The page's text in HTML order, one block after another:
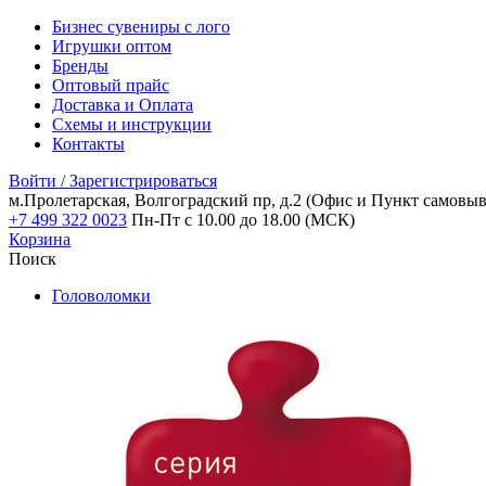
Бизнес сувениры с лого
Игрушки оптом
Бренды
Оптовый прайс
Доставка и Оплата
Схемы и инструкции
Контакты
Войти / Зарегистрироваться
м.Пролетарская, Волгоградский пр, д.2 (Офис и Пункт
+7 499 322 0023 Пн-Пт с 10.00 до 18.00 (МСК)
Корзина
Поиск
Головоломки